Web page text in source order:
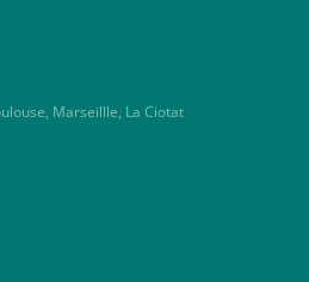
Marseillle, La Ciotat